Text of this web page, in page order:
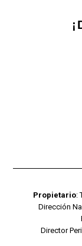
Propietario:
Dirección
Director